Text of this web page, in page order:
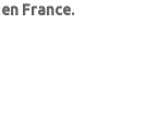
France.